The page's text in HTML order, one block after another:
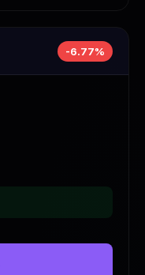
-6.77%